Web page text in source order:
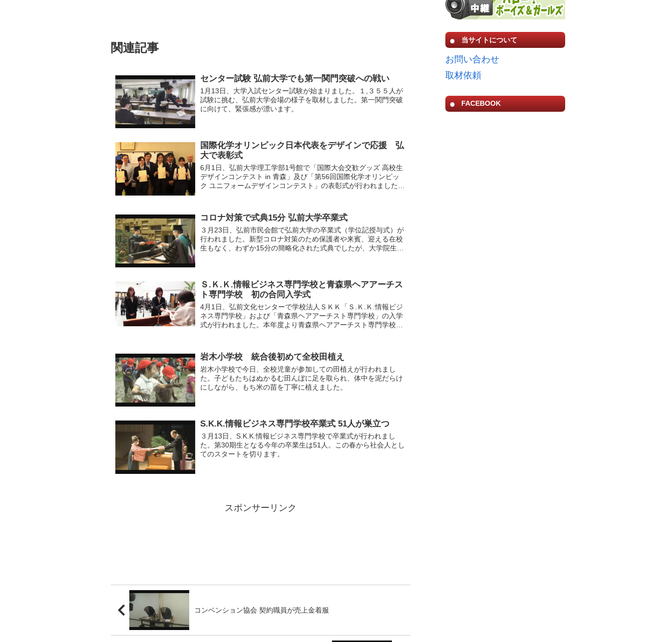
関連記事
センター試験 弘前大学でも第一関門突破への戦い
1月13日、大学入試センター試験が始まりました。１,３５５人が
試験に挑む、弘前大学会場の様子を取材しました。第一関門突破
に向けて、緊張感が漂います。
国際化学オリンピック日本代表をデザインで応援 弘
大で表彰式
6月1日、弘前大学理工学部1号館で「国際大会交歓グッズ 高校生
デザインコンテスト in 青森」及び「第56回国際化学オリンピッ
ク ユニフォームデザインコンテスト」の表彰式が行われました。
コロナ対策で式典15分 弘前大学卒業式
３月23日、弘前市民会館で弘前大学の卒業式（学位記授与式）が
行われました。新型コロナ対策のため保護者や来賓、迎える在校
生もなく、わずか15分の簡略化された式典でしたが、大学院生含
Ｓ.Ｋ.Ｋ.情報ビジネス専門学校と青森県ヘアアーチス
ト専門学校 初の合同入学式
4月1日、弘前文化センターで学校法人ＳＫＫ「Ｓ.Ｋ.Ｋ.情報ビジ
ネス専門学校」および「青森県ヘアアーチスト専門学校」の入学
式が行われました。本年度より青森県ヘアアーチスト専門学校の
岩木小学校 統合後初めて全校田植え
岩木小学校で今日、全校児童が参加しての田植えが行われまし
た。子どもたちはぬかるむ田んぼに足を取られ、体中を泥だらけ
にしながら、もち米の苗を丁寧に植えました。
S.K.K.情報ビジネス専門学校卒業式 51人が巣立つ
３月13日、S.K.K.情報ビジネス専門学校で卒業式が行われまし
た。第30期生となる今年の卒業生は51人。この春から社会人とし
てのスタートを切ります。
スポンサーリンク
コンベンション協会 契約職員が売上金着服
当サイトについて
お問い合わせ
取材依頼
FACEBOOK